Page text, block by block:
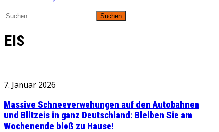
Suchen
nach:
EIS
7. Januar 2026
Massive Schneeverwehungen auf den Autobahnen
und Blitzeis in ganz Deutschland: Bleiben Sie am
Wochenende bloß zu Hause!